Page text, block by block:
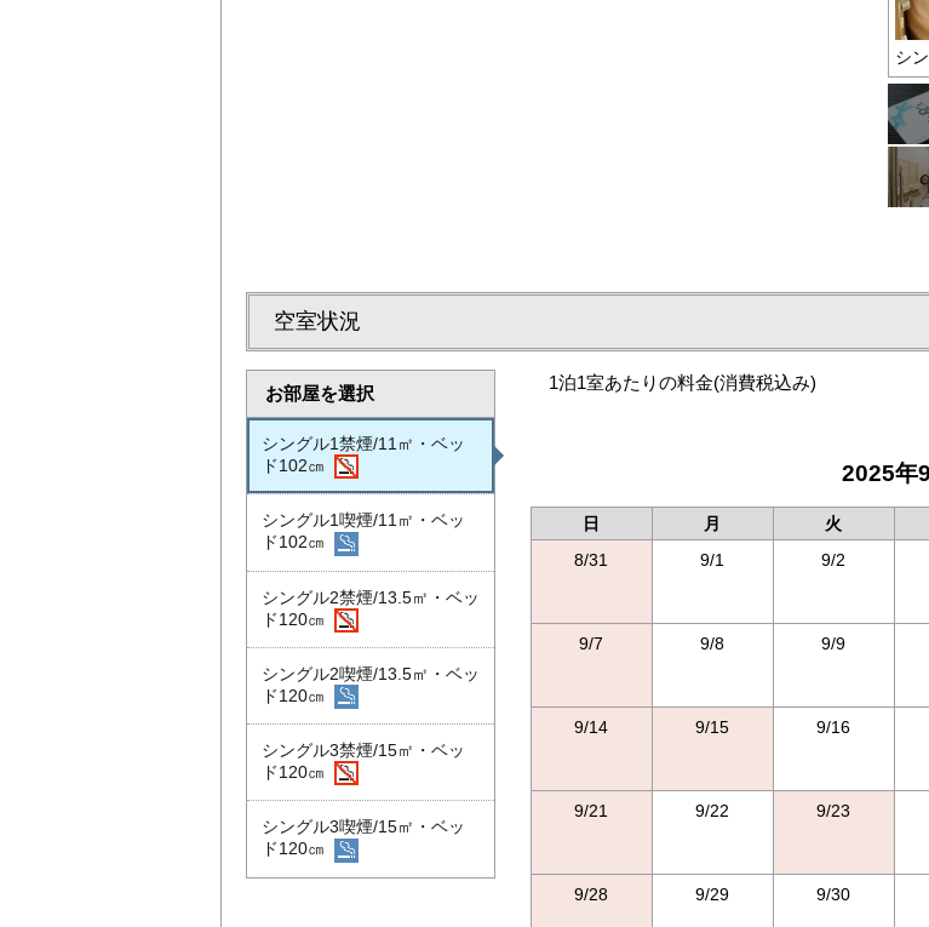
シ
空室状況
お部屋を選択
シングル1禁煙/11㎡・ベッ
ド102㎝
シングル1喫煙/11㎡・ベッ
ド102㎝
シングル2禁煙/13.5㎡・ベッ
ド120㎝
シングル2喫煙/13.5㎡・ベッ
ド120㎝
シングル3禁煙/15㎡・ベッ
ド120㎝
シングル3喫煙/15㎡・ベッ
ド120㎝
1泊1室あたりの料金(消費税込み)
2025年
日 月 火
8/31
9/1 9/2
9/7 9/8 9/9
9/14 9/15 9/16
9/21 9/22 9/23
9/28 9/29 9/30